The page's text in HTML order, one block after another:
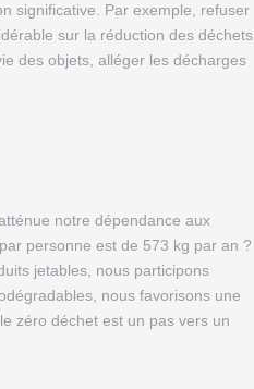
significative. Par exemple, refuser
sur la réduction des déchets
des objets, alléger les décharges
notre dépendance aux
personne est de 573 kg par an ?
jetables, nous participons
nous favorisons une
zéro déchet est un pas vers un